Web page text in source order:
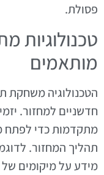
פסולת.
טכנולוגיות
מותאמים
הטכנולוגיה משחקת
חדשניים למחזור.
מתקדמות כדי לפתח
תהליך המחזור.
מידע על מיקומים